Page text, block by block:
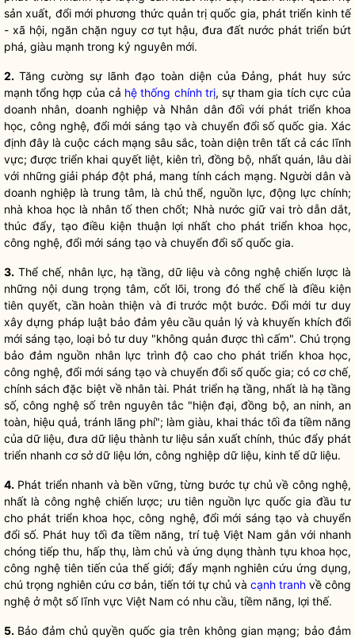
sản xuất, đổi mới phương thức quản trịquốc gia, phát triển kinh tế
- xã hội, ngăn chặn nguy cơ tụt hậu, đưa đất nước phát triển bứt
phá, giàu mạnh trong kỷ nguyên mới.
2.Tăng cường sự lãnh đạo toàn diện của Đảng, phát huy sức
mạnh tổng hợp của cả hệ thống chính trị, sự tham gia tích cực của
doanh nhân, doanh nghiệp và Nhân dân đối với phát triển khoa
học, công nghệ, đổi mới sáng tạo và chuyển đổi sốquốc gia. Xác
định đây là cuộc cách mạng sâu sắc, toàn diện trên tất cả các lĩnh
vực; đượctriển khai quyết liệt, kiên trì, đồng bộ, nhất quán, lâu dài
với những giải pháp đột phá, mang tính cách mạng. Người dân và
doanh nghiệp là trung tâm, là chủ thể, nguồn lực, động lực chính;
nhà khoa học là nhân tố then chốt; Nhà nước giữ vai trò dẫn dắt,
thúc đẩy, tạo điều kiện thuận lợi nhất cho phát triển khoa học,
công nghệ, đổi mới sáng tạo và chuyển đổi sốquốc gia.
3. Thể chế, nhân lực, hạ tầng, dữ liệu và công nghệ chiến lược là
những nội dung trọng tâm, cốt lõi, trong đó thể chế là điều kiện
tiên quyết, cần hoàn thiện và đi trước một bước. Đổi mới tư duy
xây dựng pháp luậtbảo đảm yêu cầu quản lý và khuyến khích đổi
mới sáng tạo, loại bỏ tư duy "không quản được thì cấm". Chú trọng
bảo đảm nguồn nhân lực trình độ cao cho phát triển khoa học,
công nghệ, đổi mới sáng tạo và chuyển đổi sốquốc gia; có cơ chế,
chính sách đặc biệt về nhân tài. Phát triển hạ tầng, nhất là hạ tầng
số, công nghệ số trên nguyên tắc "hiện đại, đồng bộ, an ninh,an
toàn, hiệu quả, tránh lãng phí"; làm giàu, khai thác tối đa tiềm năng
của dữ liệu, đưa dữ liệu thành tư liệu sản xuất chính, thúc đẩy phát
triển nhanh cơ sở dữ liệu lớn, công nghiệp dữ liệu, kinh tế dữ liệu.
4. Phát triển nhanh và bền vững, từng bước tự chủ về công nghệ,
nhất là công nghệ chiến lược; ưu tiên nguồn lực quốc gia đầu tư
cho phát triển khoa học, công nghệ, đổi mới sáng tạo và chuyển
đổi số. Phát huy tối đa tiềm năng, trí tuệ Việt Nam gắn với nhanh
chóng tiếp thu, hấp thụ, làm chủ và ứng dụng thành tựu khoa học,
công nghệ tiên tiến của thế giới; đẩy mạnh nghiên cứu ứng dụng,
chú trọng nghiên cứu cơ bản, tiến tới tự chủ và cạnh tranh về công
nghệ ở một số lĩnh vực Việt Nam có nhu cầu, tiềm năng, lợi thế.
5. Bảo đảm chủ quyền quốc gia trên không gian mạng; bảo đảm